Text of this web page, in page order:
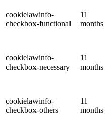
cookielawinfo-
checkbox-functional
11
months
cookielawinfo-
checkbox-necessary
11
months
cookielawinfo-
checkbox-others
11
months